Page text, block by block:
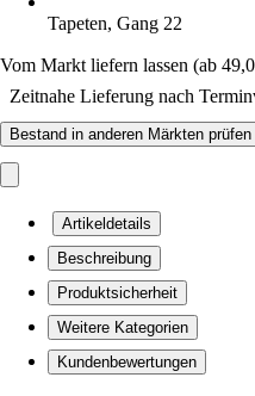
Tapeten, Gang 22
Vom Markt liefern lassen (ab
Zeitnahe Lieferung nach
Bestand in anderen Märkten prüfen
Artikeldetails
Beschreibung
Produktsicherheit
Weitere Kategorien
Kundenbewertungen